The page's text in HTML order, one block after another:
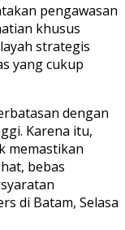
pengawasan
khusus
strategis
yang cukup
dengan
Karena itu,
memastikan
bebas
di Batam, Selasa